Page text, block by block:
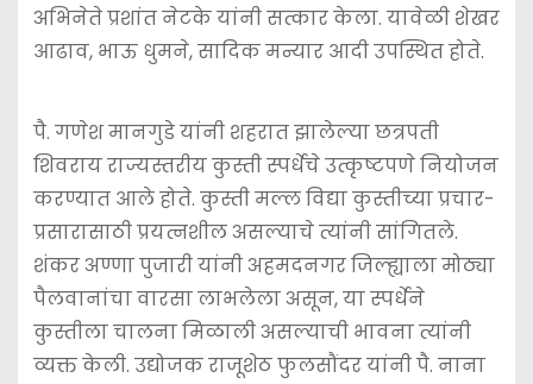
अभिनेते प्रशांत नेटके यांनी सत्कार केला. यावेळी शेखर
आढाव, भाऊ धुमने, सादिक मन्यार आदी उपस्थित होते.
पै. गणेश मानगुडे यांनी शहरात झालेल्या छत्रपती
शिवराय राज्यस्तरीय कुस्ती स्पर्धेचे उत्कृष्टपणे नियोजन
करण्यात आले होते. कुस्ती मल्ल विद्या कुस्तीच्या प्रचार-
प्रसारासाठी प्रयत्नशील असल्याचे त्यांनी सांगितले.
शंकर अण्णा पुजारी यांनी अहमदनगर जिल्ह्याला मोठ्या
पैलवानांचा वारसा लाभलेला असून, या स्पर्धेने
कुस्तीला चालना मिळाली असल्याची भावना त्यांनी
व्यक्त केली. उद्योजक राजूशेठ फुलसौंदर यांनी पै. नाना